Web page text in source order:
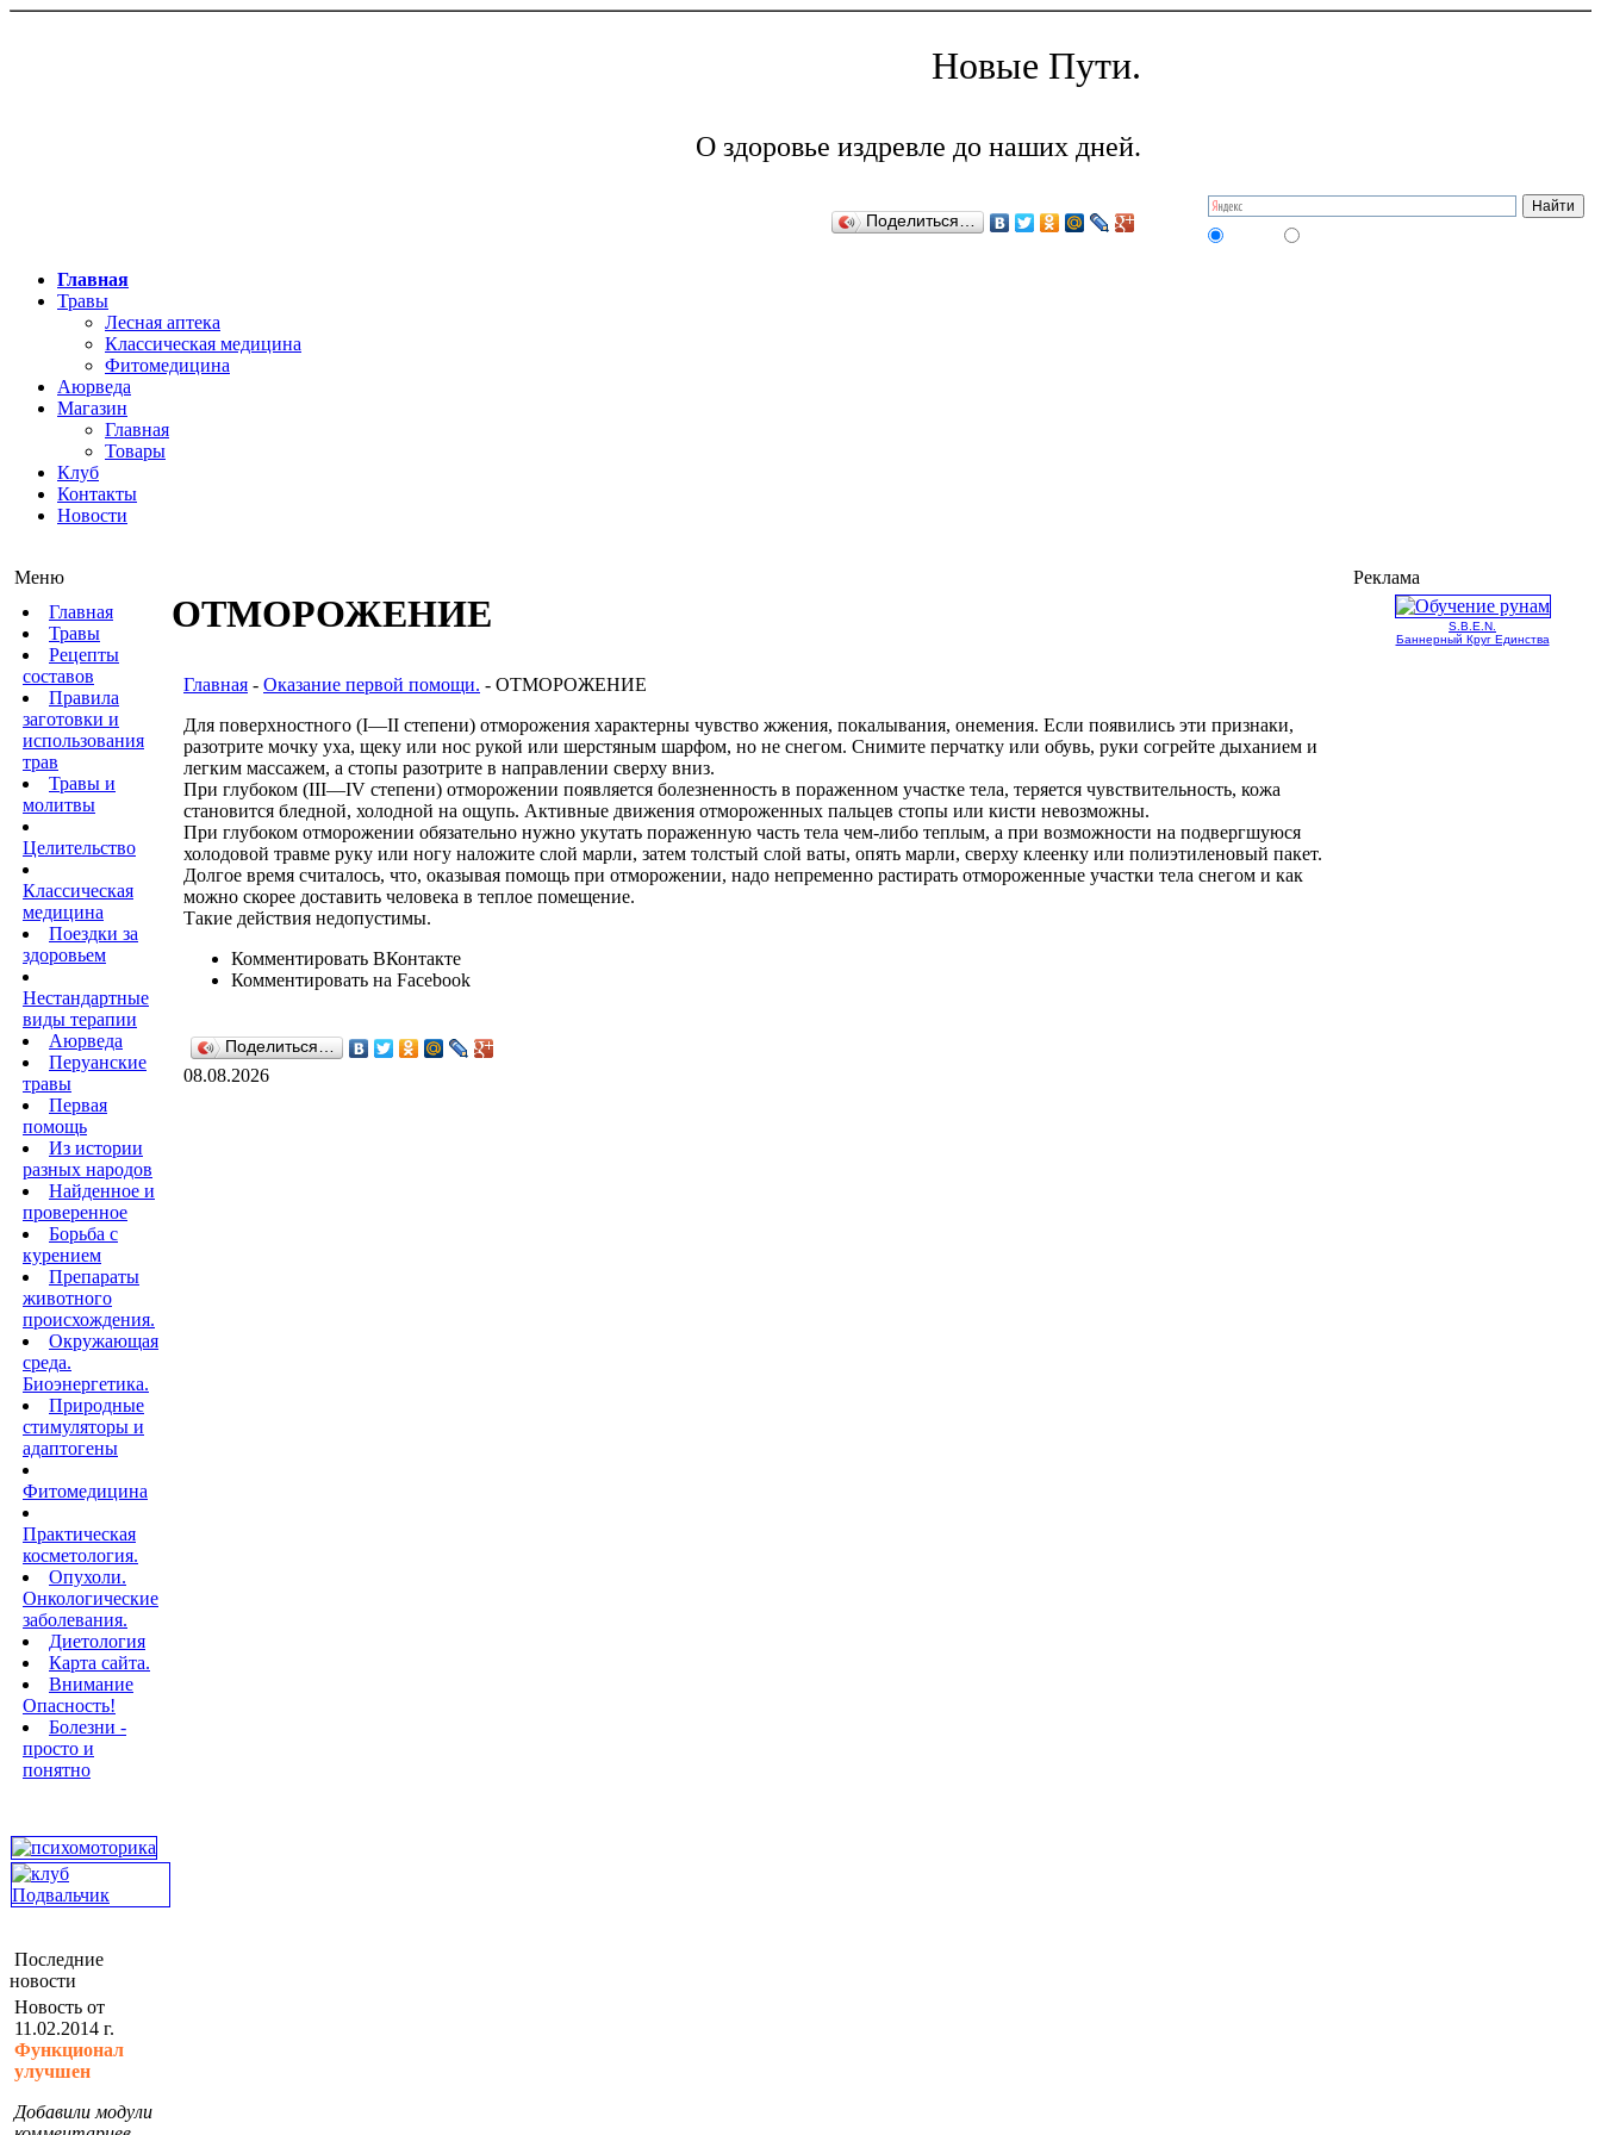
Новые Пути.
О здоровье издревле до наших дней.
Поделиться…
Главная
Травы
Лесная аптека
Классическая медицина
Фитомедицина
Аюрведа
Магазин
Главная
Товары
Клуб
Контакты
Новости
Меню
Главная
Травы
Рецепты
составов
Правила
заготовки и
использования
трав
Травы и
молитвы
Целительство
Классическая
медицина
Поездки за
здоровьем
Нестандартные
виды терапии
Аюрведа
Перуанские
травы
Первая
помощь
Из истории
разных народов
Найденное и
проверенное
Борьба с
курением
Препараты
животного
происхождения.
Окружающая
среда.
Биоэнергетика.
Природные
стимуляторы и
адаптогены
Фитомедицина
Практическая
косметология.
Опухоли.
Онкологические
заболевания.
Диетология
Карта сайта.
Внимание
Опасность!
Болезни -
просто и
понятно
Последние
новости
Новость от
11.02.2014 г.
Функционал
улучшен
Добавили модули
ОТМОРОЖЕНИЕ
Главная - Оказание первой помощи. - ОТМОРОЖЕНИЕ
Для поверхностного (I—II степени) отморожения характерны чувство жжения, покалывания, онемения. Если появились эти признаки,
разотрите мочку уха, щеку или нос рукой или шерстяным шарфом, но не снегом. Снимите перчатку или обувь, руки согрейте дыханием и
легким массажем, а стопы разотрите в направлении сверху вниз.
При глубоком (III—IV степени) отморожении появляется болезненность в пораженном участке тела, теряется чувствительность, кожа
становится бледной, холодной на ощупь. Активные движения отмороженных пальцев стопы или кисти невозможны.
При глубоком отморожении обязательно нужно укутать пораженную часть тела чем-либо теплым, а при возможности на подвергшуюся
холодовой травме руку или ногу наложите слой марли, затем толстый слой ваты, опять марли, сверху клеенку или полиэтиленовый пакет.
Долгое время считалось, что, оказывая помощь при отморожении, надо непременно растирать отмороженные участки тела снегом и как
можно скорее доставить человека в теплое помещение.
Такие действия недопустимы.
Комментировать ВКонтакте
Комментировать на Facebook
Поделиться…
08.08.2026
Реклама
S.B.E.N.
Баннерный Круг Единства